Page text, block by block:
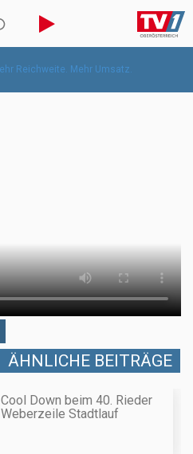
ÄHNLICHE BEITRÄGE
Cool Down beim 40. Rieder
Weberzeile Stadtlauf